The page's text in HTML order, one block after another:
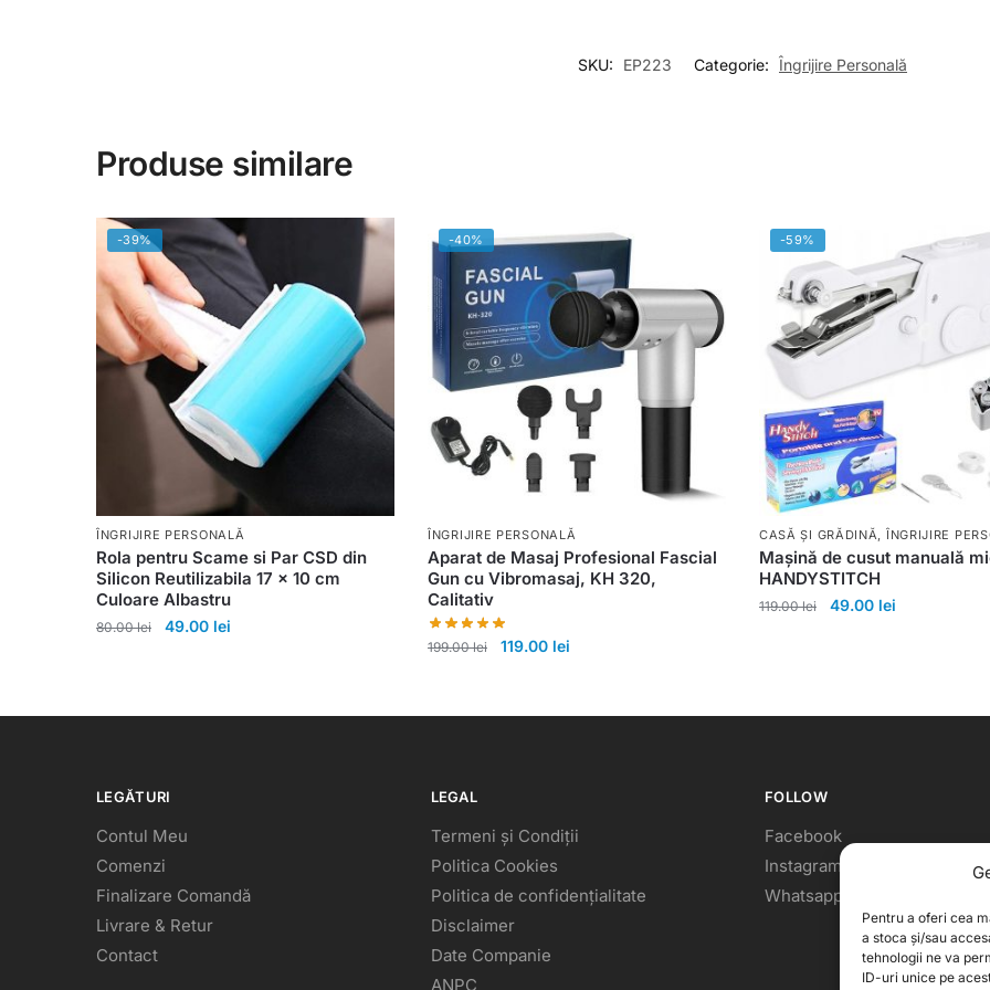
Pentru a oferi cea
a stoca și/sau
tehnologii ne va
ID-uri unice pe
SKU: EP223 Categorie: Îngrijire Personală
Produse similare
-39%
ÎNGRIJIRE PERSONALĂ
Rola pentru Scame si Par CSD din
Silicon Reutilizabila 17 x 10 cm
Culoare Albastru
80.00lei 49.00 lei
-40%
ÎNGRIJIRE PERSONALĂ
Aparat de Masaj Profesional Fascial
Gun cu Vibromasaj, KH 320,
Calitativ
199.00lei 119.00 lei
-59%
CASĂ ȘI GRĂDINĂ, ÎNGRIJIRE
Mașină de cusut manuală
HANDYSTITCH
119.00lei 49.00 lei
LEGĂTURI
Contul Meu
Comenzi
Finalizare Comandă
Livrare & Retur
Contact
LEGAL
Termeni și Condiții
Politica Cookies
Politica de confidențialitate
Disclaimer
Date Companie
ANPC
FOLLOW
Facebook
Instagram
Whatsapp